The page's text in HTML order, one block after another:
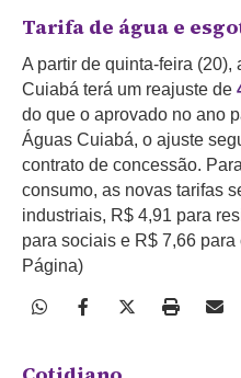
Tarifa de água e
A partir de quinta-feira (20),
Cuiabá terá um reajuste de
do que o aprovado no ano
Águas Cuiabá, o ajuste
contrato de concessão.
consumo, as novas tarifas
industriais, R$ 4,91 para
para sociais e R$ 7,66
Página)